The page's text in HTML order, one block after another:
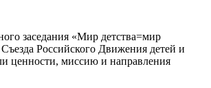
заседания «Мир детства=мир
Российского Движения детей и
ценности, миссию и направления